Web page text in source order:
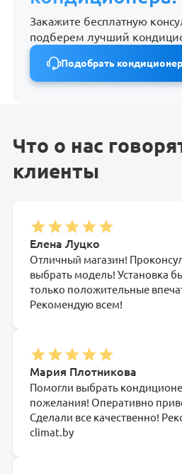
Закажите бесплатную
подберем лучший
Подобрать кондиционер
Что о нас
клиенты
Елена Луцко
Отличный магазин!
выбрать модель! Установка
только положительные
Рекомендую всем!
Мария Плотникова
Помогли выбрать
пожелания! Оперативно
Сделали все качественно!
climat.by